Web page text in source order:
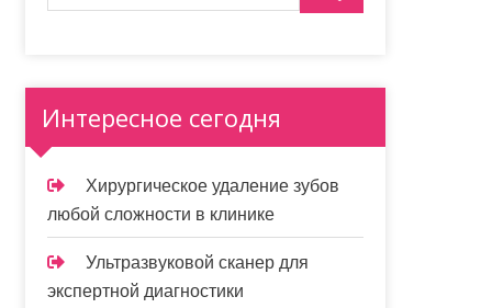
Интересное сегодня
Хирургическое удаление зубов
любой сложности в клинике
Ультразвуковой сканер для
экспертной диагностики